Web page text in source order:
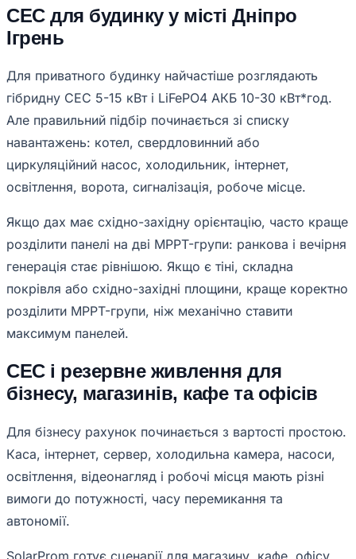
СЕС для будинку у місті Дніпро
Ігрень
Для приватного будинку найчастіше розглядають
гібридну СЕС 5-15 кВт і LiFePO4 АКБ 10-30 кВт*год.
Але правильний підбір починається зі списку
навантажень: котел, свердловинний або
циркуляційний насос, холодильник, інтернет,
освітлення, ворота, сигналізація, робоче місце.
Якщо дах має східно-західну орієнтацію, часто краще
розділити панелі на дві MPPT-групи: ранкова і вечірня
генерація стає рівнішою. Якщо є тіні, складна
покрівля або східно-західні площини, краще коректно
розділити MPPT-групи, ніж механічно ставити
максимум панелей.
СЕС і резервне живлення для
бізнесу, магазинів, кафе та офісів
Для бізнесу рахунок починається з вартості простою.
Каса, інтернет, сервер, холодильна камера, насоси,
освітлення, відеонагляд і робочі місця мають різні
вимоги до потужності, часу перемикання та
автономії.